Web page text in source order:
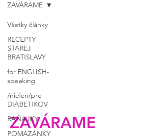
Všetky články
RECEPTY
STAREJ
BRATISLAVY
for ENGLISH-
speaking
/nielen/pre
DIABETIKOV
RAŇAJKY
POMAZÁNKY
ZAVÁRAME
ZAVÁRAME